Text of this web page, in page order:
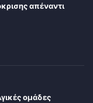
απέναντι
ομάδες